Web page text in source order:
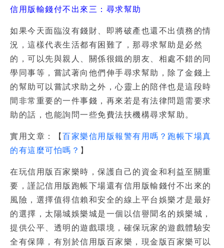
信用版輸錢付不出來三：尋求幫助
如果今天面臨沒有錢財、即將破產也還不出債務的情
況，這樣代表生活都有困難了，那尋求幫助是必然
的，可以先與親人、關係很鐵的朋友、相處不錯的同
學同事等，嘗試著向他們伸手尋求幫助，除了金錢上
的幫助可以嘗試求助之外，心靈上的陪伴也是這段時
間非常重要的一件事錢，再來若是有法律問題需要求
助的話，也能詢問一些免費法扶機構尋求幫助。
實用文章：【 百家樂信用版報警有用嗎？跑帳下場真
的有這麼可怕嗎？ 】
在玩信用版百家樂時，保護自己的資金和利益至關重
要，謹記信用版跑帳下場還有信用版輸錢付不出來的
風險，選擇值得信賴和安全的線上平台娛樂才是最好
的選擇，太陽城娛樂城是一個以信譽聞名的娛樂城，
提供公平、透明的遊戲環境，確保玩家的遊戲體驗安
全有保障，有別於信用版百家樂，現金版百家樂可以